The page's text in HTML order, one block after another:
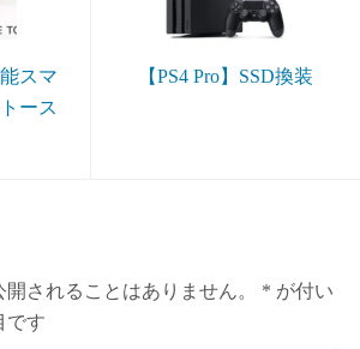
スマ
ース
【PS4 Pro】SSD換装
されることはありません。 * が付い
です